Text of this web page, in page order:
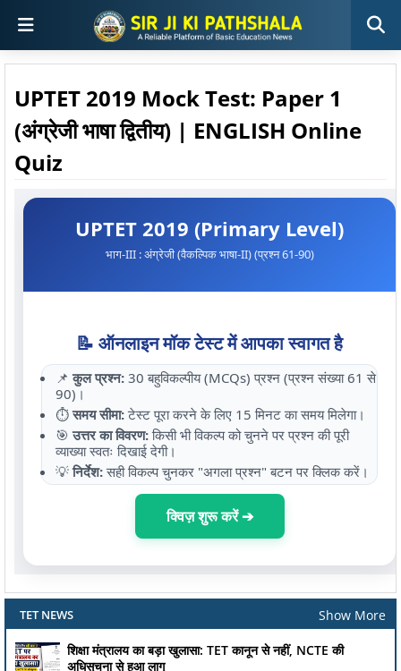
UPTET 2019 Mock Test: Paper 1
(अंग्रेजी भाषा द्वितीय) | ENGLISH Online
Quiz
UPTET 2019 (Primary Level)
भाग-III : अंग्रेजी (वैकल्पिक भाषा-II) (प्रश्न 61-90)
📝 ऑनलाइन मॉक टेस्ट में आपका स्वागत है
📌कुल प्रश्न: 30 बहुविकल्पीय (MCQs) प्रश्न (प्रश्न संख्या 61 से
90)।
⏱️समय सीमा:टेस्ट पूरा करने के लिए 15 मिनट का समय मिलेगा।
🎯उत्तर का विवरण:किसी भी विकल्प को चुनने पर प्रश्न की पूरी
व्याख्या स्वतः दिखाई देगी।
💡निर्देश:सही विकल्प चुनकर "अगला प्रश्न" बटन पर क्लिक करें।
क्विज़ शुरू करें ➔
TET NEWS Show More
शिक्षा मंत्रालय का बड़ा खुलासा: TET कानून से नहीं, NCTE की
अधिसूचना से हुआ लागू